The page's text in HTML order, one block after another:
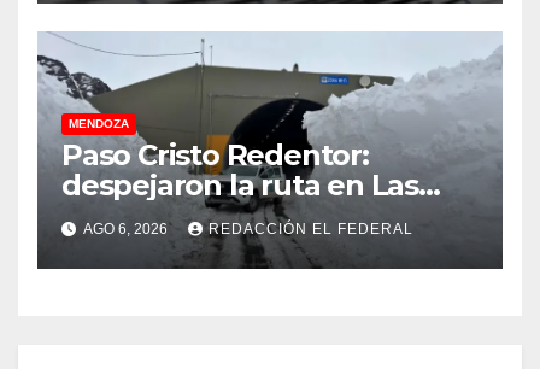
MENDOZA
Paso Cristo Redentor:
despejaron la ruta en Las
Cuevas antes de otro
temporal con unos 1.500
camiones varados
AGO 6, 2026 REDACCIÓN EL FEDERAL